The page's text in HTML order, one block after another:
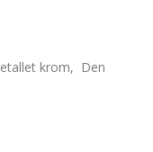
krom, Den